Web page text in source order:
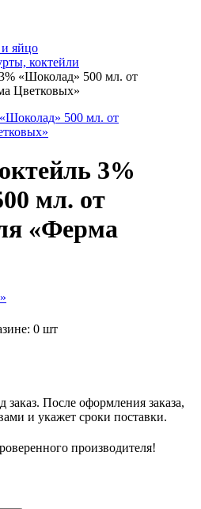
яйцо
коктейли
«Шоколад» 500 мл. от
Цветковых»
3%
мл. от
«Ферма
0 шт
После оформления заказа,
и укажет сроки поставки.
производителя!